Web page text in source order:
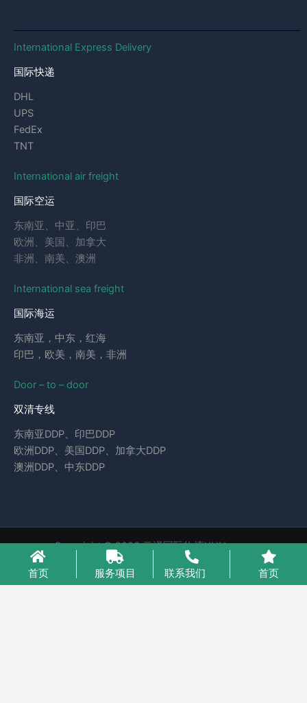
International Express Delivery
国际快递
DHL
UPS
FedEx
TNT
International air freight
国际空运
东南亚、中亚、印巴
欧洲、美国、加拿大
非洲、南美、澳洲
International sea freight
国际海运
东南亚，中东，红海
印巴，欧美，南美，非洲
Door – to – door
双清专线
东南亚DDP、印巴DDP
欧洲DDP、美国DDP、加拿大DDP
澳洲DDP、中东DDP
Copyright © 2026 云泽国际物流YUNcargo
粤ICP备2023046221号-1
首页 服务项目 联系我们 首页